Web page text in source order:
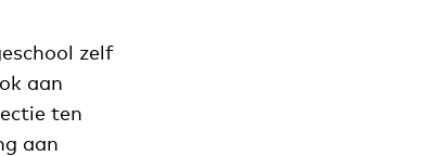
zelf
aan
ten
aan